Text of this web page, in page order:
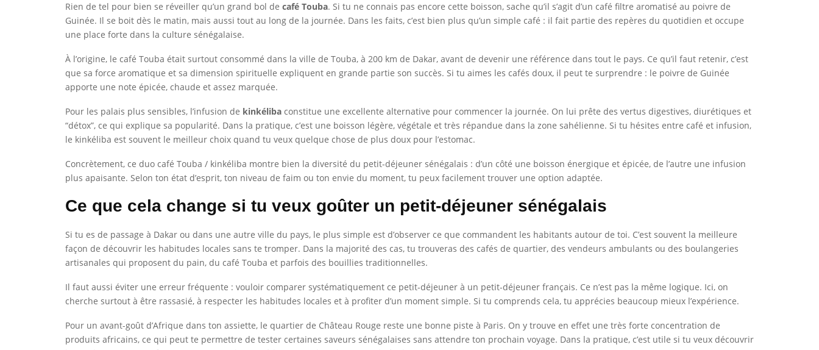
Rien de tel pour bien se réveiller qu’un grand bol de café Touba. Si tu ne connais pas encore cette boisson, sache qu’il s’agit d’un café filtre aromatisé au poivre de
Guinée. Il se boit dès le matin, mais aussi tout au long de la journée. Dans les faits, c’est bien plus qu’un simple café : il fait partie des repères du quotidien et occupe
une place forte dans la culture sénégalaise.
À l’origine, le café Touba était surtout consommé dans la ville de Touba, à 200 km de Dakar, avant de devenir une référence dans tout le pays. Ce qu’il faut retenir, c’est
que sa force aromatique et sa dimension spirituelle expliquent en grande partie son succès. Si tu aimes les cafés doux, il peut te surprendre : le poivre de Guinée
apporte une note épicée, chaude et assez marquée.
Pour les palais plus sensibles, l’infusion de kinkéliba constitue une excellente alternative pour commencer la journée. On lui prête des vertus digestives, diurétiques et
“détox”, ce qui explique sa popularité. Dans la pratique, c’est une boisson légère, végétale et très répandue dans la zone sahélienne. Si tu hésites entre café et infusion,
le kinkéliba est souvent le meilleur choix quand tu veux quelque chose de plus doux pour l’estomac.
Concrètement, ce duo café Touba / kinkéliba montre bien la diversité du petit-déjeuner sénégalais : d’un côté une boisson énergique et épicée, de l’autre une infusion
plus apaisante. Selon ton état d’esprit, ton niveau de faim ou ton envie du moment, tu peux facilement trouver une option adaptée.
Ce que cela change si tu veux goûter un petit-déjeuner sénégalais
Si tu es de passage à Dakar ou dans une autre ville du pays, le plus simple est d’observer ce que commandent les habitants autour de toi. C’est souvent la meilleure
façon de découvrir les habitudes locales sans te tromper. Dans la majorité des cas, tu trouveras des cafés de quartier, des vendeurs ambulants ou des boulangeries
artisanales qui proposent du pain, du café Touba et parfois des bouillies traditionnelles.
Il faut aussi éviter une erreur fréquente : vouloir comparer systématiquement ce petit-déjeuner à un petit-déjeuner français. Ce n’est pas la même logique. Ici, on
cherche surtout à être rassasié, à respecter les habitudes locales et à profiter d’un moment simple. Si tu comprends cela, tu apprécies beaucoup mieux l’expérience.
Pour un avant-goût d’Afrique dans ton assiette, le quartier de Château Rouge reste une bonne piste à Paris. On y trouve en effet une très forte concentration de
produits africains, ce qui peut te permettre de tester certaines saveurs sénégalaises sans attendre ton prochain voyage. Dans la pratique, c’est utile si tu veux découvrir